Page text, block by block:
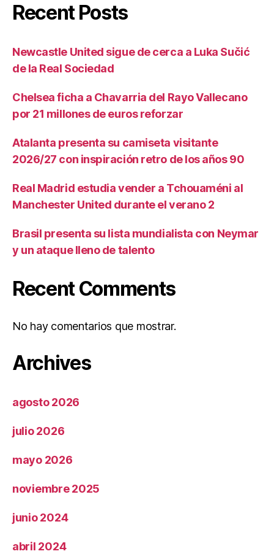
Recent Posts
Newcastle United sigue de cerca a Luka Sučić
de la Real Sociedad
Chelsea ficha a Chavarria del Rayo Vallecano
por 21 millones de euros reforzar
Atalanta presenta su camiseta visitante
2026/27 con inspiración retro de los años 90
Real Madrid estudia vender a Tchouaméni al
Manchester United durante el verano 2
Brasil presenta su lista mundialista con Neymar
y un ataque lleno de talento
Recent Comments
No hay comentarios que mostrar.
Archives
agosto 2026
julio 2026
mayo 2026
noviembre 2025
junio 2024
abril 2024